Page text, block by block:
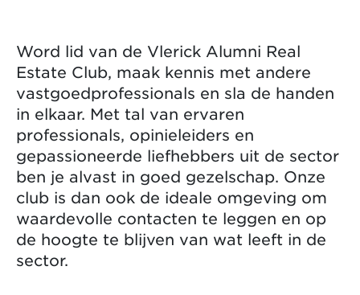
Word lid van de Vlerick Alumni Real
Estate Club, maak kennis met andere
vastgoedprofessionals en sla de handen
in elkaar. Met tal van ervaren
professionals, opinieleiders en
gepassioneerde liefhebbers uit de sector
ben je alvast in goed gezelschap. Onze
club is dan ook de ideale omgeving om
waardevolle contacten te leggen en op
de hoogte te blijven van wat leeft in de
sector.